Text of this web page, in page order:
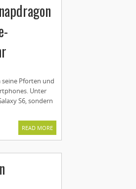
Pforten und
Unter
S6, sondern
READ MORE